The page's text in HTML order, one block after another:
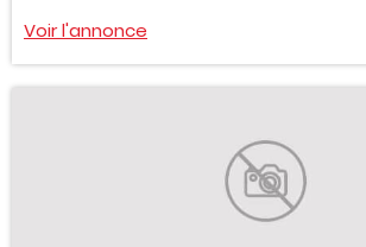
Voir l'annonce